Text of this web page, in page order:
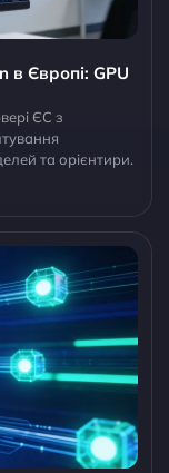
Європі: GPU
ЄС з
та орієнтири.